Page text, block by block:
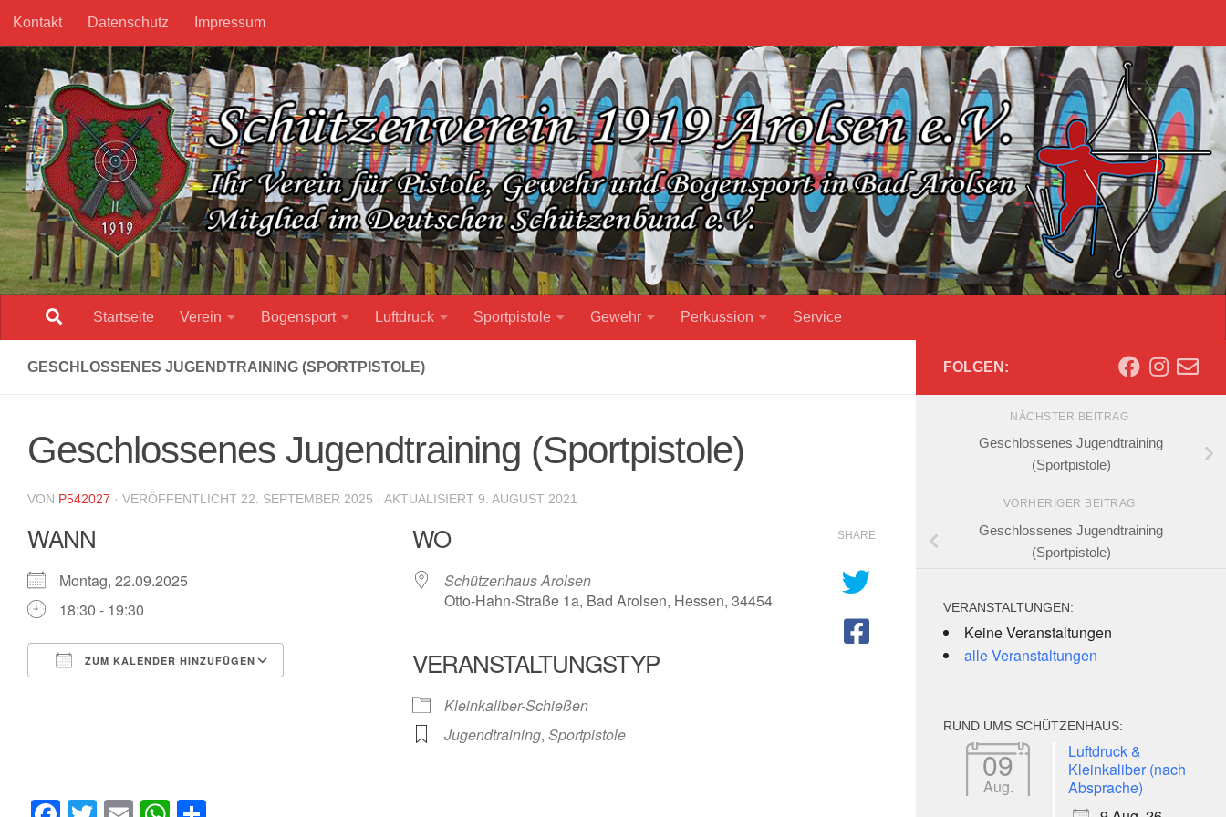
Unter dem Inhalt
Kontakt Datenschutz Impressum
Startseite Verein Bogensport Luftdruck Sportpistole Gewehr Perkussion Service
GESCHLOSSENES JUGENDTRAINING (SPORTPISTOLE)
Geschlossenes Jugendtraining (Sportpistole)
VON P542027 · VERÖFFENTLICHT 22. SEPTEMBER 2025 · AKTUALISIERT 9. AUGUST 2021
WANN
Montag, 22.09.2025
18:30 - 19:30
ZUM KALENDER HINZUFÜGEN
WO
Schützenhaus Arolsen
Otto-Hahn-Straße 1a, Bad Arolsen, Hessen, 34454
VERANSTALTUNGSTYP
Kleinkaliber-Schießen
Jugendtraining, Sportpistole
SHARE
FOLGEN:
NÄCHSTER BEITRAG
Geschlossenes Jugendtraining
(Sportpistole)
VORHERIGER BEITRAG
Geschlossenes Jugendtraining
(Sportpistole)
VERANSTALTUNGEN:
Keine Veranstaltungen
alle Veranstaltungen
RUND UMS SCHÜTZENHAUS:
09
Aug.
Luftdruck &
Kleinkaliber (nach
Absprache)